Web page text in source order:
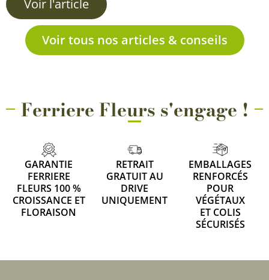
Voir l'article
Voir tous nos articles & conseils
Ferriere Fleurs s'engage !
GARANTIE
FERRIERE
FLEURS 100 %
CROISSANCE ET
FLORAISON
RETRAIT
GRATUIT AU
DRIVE
UNIQUEMENT
EMBALLAGES
RENFORCÉS
POUR
VÉGÉTAUX
ET COLIS
SÉCURISÉS